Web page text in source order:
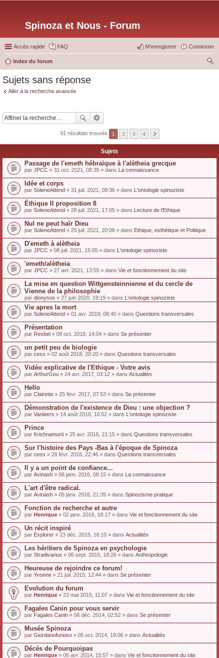
Spinoza et Nous - Forum
Accès rapide FAQ Connexion
M’enregistrer
Index du forum
Sujets sans réponse
Aller à la recherche avancée
91 résultats trouvés 1 2 3 4
Sujets
Passage de l'emeth hébraïque à l'alètheia grecque
par JPCC » 31 oct. 2021, 08:35 » dans La connaissance
Idée et corps
par SoleneAttend » 31 juil. 2021, 08:36 » dans L'ontologie spinoziste
Éthique II proposition 8
par SoleneAttend » 28 juil. 2021, 17:05 » dans Lecture de l'Ethique
Nul ne peut haïr Dieu
par SoleneAttend » 25 juil. 2021, 20:08 » dans Ethique, esthétique et Politique
D'emeth à alètheia
par JPCC » 08 juil. 2021, 15:05 » dans L'ontologie spinoziste
'emeth/alètheia
par JPCC » 27 avr. 2021, 13:55 » dans Vie et fonctionnement du site
La mise en question Wittgensteinnienne et du cercle de
Vienne de la philosophie
par dionysos » 27 juin 2020, 19:19 » dans L'ontologie spinoziste
Vie apres la mort
par SoleneAttend » 01 avr. 2019, 08:40 » dans Questions transversales
Présentation
par Resbel » 08 oct. 2018, 14:04 » dans Se présenter
un petit peu de biologie
par cess » 02 août 2018, 20:20 » dans Questions transversales
Vidéo explicative de l'Ethique - Votre avis
par ArthurGou » 24 avr. 2017, 03:12 » dans Actualités
Hello
par Clairette » 25 févr. 2017, 07:53 » dans Se présenter
Démonstration de l'existence de Dieu : une objection ?
par Vanleers » 14 août 2016, 10:52 » dans L'ontologie spinoziste
Prince
par Krishnamurti » 25 avr. 2016, 21:15 » dans Questions transversales
Sur l'histoire des Pays -Bas à l'époque de Spinoza
par cess » 28 févr. 2016, 22:46 » dans Questions transversales
Il y a un point de confiance...
par Avinash » 06 janv. 2016, 08:15 » dans La connaissance
L'art d'être radical.
par Avinash » 05 janv. 2016, 21:35 » dans Spinozisme pratique
Fonction de recherche et autre
par Henrique » 02 janv. 2016, 18:17 » dans Vie et fonctionnement du site
Un récit inspiré
par Explorer » 23 déc. 2015, 16:10 » dans Actualités
Les héritiers de Spinoza en psychologie
par Stradivarius » 06 sept. 2015, 18:26 » dans Anthropologie
Heureuse de rejoindre ce forum!
par Yvonne » 21 juil. 2015, 12:44 » dans Se présenter
Evolution du forum
par Henrique » 23 mai 2015, 11:07 » dans Vie et fonctionnement du site
Fagales Canin pour vous servir
par Fagales Canin » 06 déc. 2014, 02:52 » dans Se présenter
Musée Spinoza
par Giordanofurioso » 05 oct. 2014, 19:06 » dans Actualités
Décès de Pourquoipas
par Henrique » 06 avr. 2014, 15:57 » dans Vie et fonctionnement du site